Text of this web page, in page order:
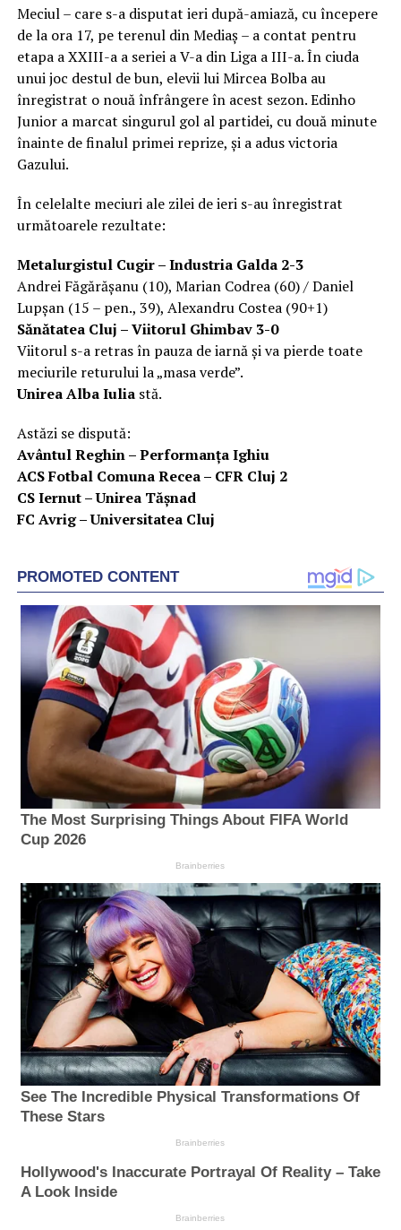
Meciul – care s-a disputat ieri după-amiază, cu începere
de la ora 17, pe terenul din Mediaș – a contat pentru
etapa a XXIII-a a seriei a V-a din Liga a III-a. În ciuda
unui joc destul de bun, elevii lui Mircea Bolba au
înregistrat o nouă înfrângere în acest sezon. Edinho
Junior a marcat singurul gol al partidei, cu două minute
înainte de finalul primei reprize, și a adus victoria
Gazului.
În celelalte meciuri ale zilei de ieri s-au înregistrat
următoarele rezultate:
Metalurgistul Cugir – Industria Galda 2-3
Andrei Făgărăşanu (10), Marian Codrea (60) / Daniel
Lupşan (15 – pen., 39), Alexandru Costea (90+1)
Sănătatea Cluj – Viitorul Ghimbav 3-0
Viitorul s-a retras în pauza de iarnă şi va pierde toate
meciurile returului la „masa verde”.
Unirea Alba Iulia stă.
Astăzi se dispută:
Avântul Reghin – Performanţa Ighiu
ACS Fotbal Comuna Recea – CFR Cluj 2
CS Iernut – Unirea Tăşnad
FC Avrig – Universitatea Cluj